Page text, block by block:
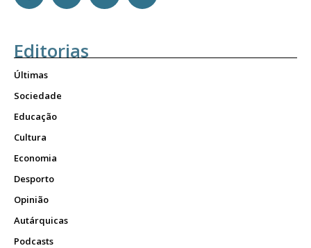
Editorias
Últimas
Sociedade
Educação
Cultura
Economia
Desporto
Opinião
Autárquicas
Podcasts